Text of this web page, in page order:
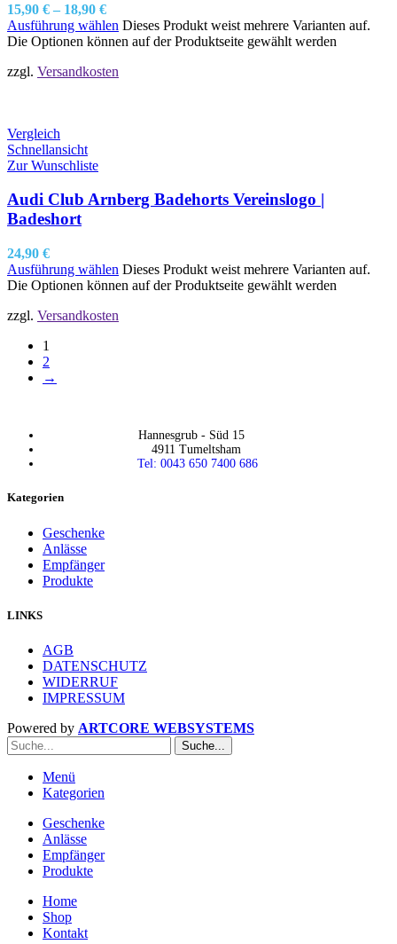
15,90 € – 18,90 €
Ausführung wählen Dieses Produkt weist mehrere Varianten auf.
Die Optionen können auf der Produktseite gewählt werden
zzgl. Versandkosten
Vergleich
Schnellansicht
Zur Wunschliste
Audi Club Arnberg Badehorts Vereinslogo |
Badeshort
24,90 €
Ausführung wählen Dieses Produkt weist mehrere Varianten auf.
Die Optionen können auf der Produktseite gewählt werden
zzgl. Versandkosten
1
2
→
Hannesgrub - Süd 15
4911 Tumeltsham
Tel: 0043 650 7400 686
Kategorien
Geschenke
Anlässe
Empfänger
Produkte
LINKS
AGB
DATENSCHUTZ
WIDERRUF
IMPRESSUM
Powered by ARTCORE WEBSYSTEMS
Suche...
Menü
Kategorien
Geschenke
Anlässe
Empfänger
Produkte
Home
Shop
Kontakt